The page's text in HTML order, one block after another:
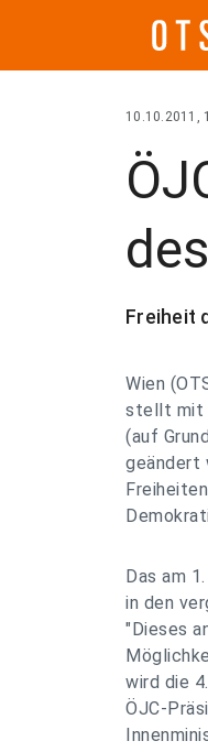
10.10.2011,
Freiheit
Wien
stellt mit
(auf
geändert
Das am
in den
"Dieses
wird die
ÖJC-